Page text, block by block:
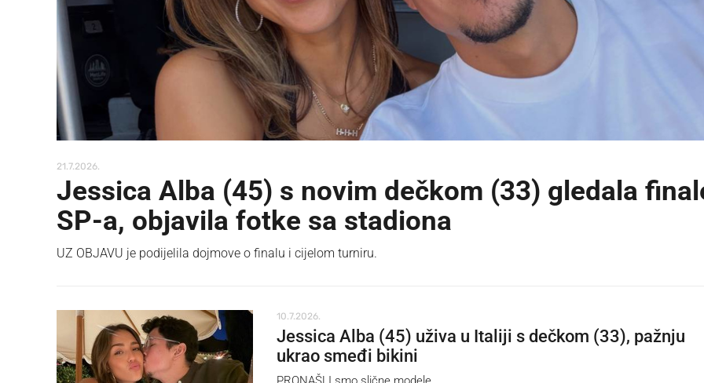
21.7.2026.
Jessica Alba (45) s novim dečkom (33) gledala
SP-a, objavila fotke sa stadiona
UZ OBJAVU je podijelila dojmove o finalu i cijelom turniru.
10.7.2026.
Jessica Alba (45) uživa u Italiji s dečkom (33), pažnju
ukrao smeđi bikini